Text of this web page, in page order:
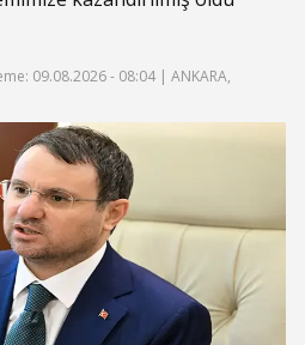
09.08.2026 - 08:04 | ANKARA,